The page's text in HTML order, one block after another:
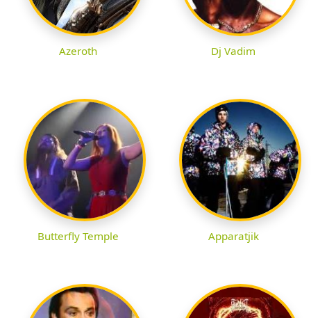
Azeroth Dj Vadim
Butterfly Temple Apparatjik